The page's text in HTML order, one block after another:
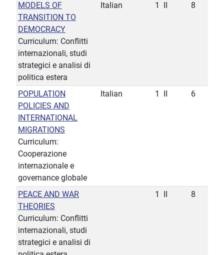
MODELS OF
TRANSITION TO
DEMOCRACY
Curriculum: Conflitti
internazionali, studi
strategici e analisi di
politica estera
Italian 1 8
POPULATION
POLICIES AND
INTERNATIONAL
MIGRATIONS
Curriculum:
Cooperazione
internazionale e
governance globale
Italian 1 6
PEACE AND WAR
THEORIES
Curriculum: Conflitti
internazionali, studi
strategici e analisi di
1 8